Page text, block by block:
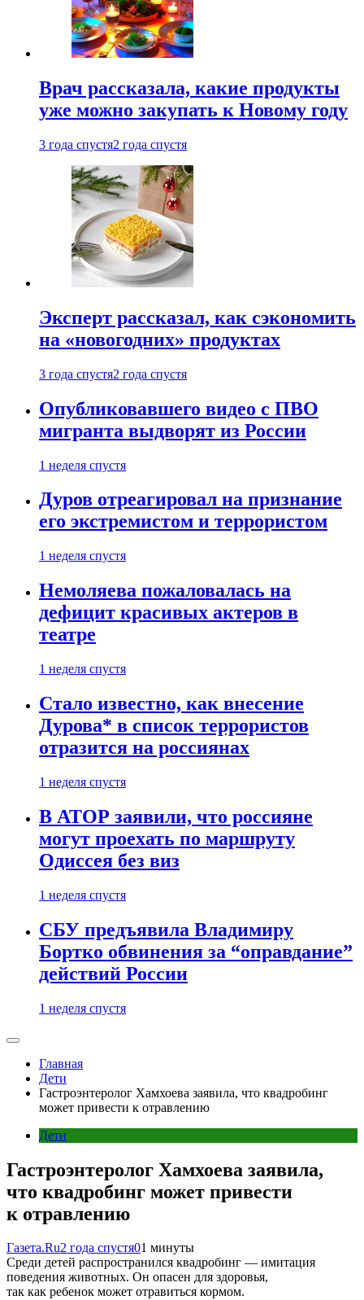
Врач рассказала, какие продукты
уже можно закупать к Новому году
3 года спустя2 года спустя
Эксперт рассказал, как сэкономить
на «новогодних» продуктах
3 года спустя2 года спустя
Опубликовавшего видео с ПВО
мигранта выдворят из России
1 неделя спустя
Дуров отреагировал на признание
его экстремистом и террористом
1 неделя спустя
Немоляева пожаловалась на
дефицит красивых актеров в
театре
1 неделя спустя
Стало известно, как внесение
Дурова* в список террористов
отразится на россиянах
1 неделя спустя
В АТОР заявили, что россияне
могут проехать по маршруту
Одиссея без виз
1 неделя спустя
СБУ предъявила Владимиру
Бортко обвинения за “оправдание”
действий России
1 неделя спустя
Главная
Дети
Гастроэнтеролог Хамхоева заявила, что квадробинг
может привести к отравлению
Дети
Гастроэнтеролог Хамхоева заявила,
что квадробинг может привести
к отравлению
Газета.Ru2 года спустя01 минуты
Среди детей распространился квадробинг — имитация
поведения животных. Он опасен для здоровья,
так как ребенок может отравиться кормом.